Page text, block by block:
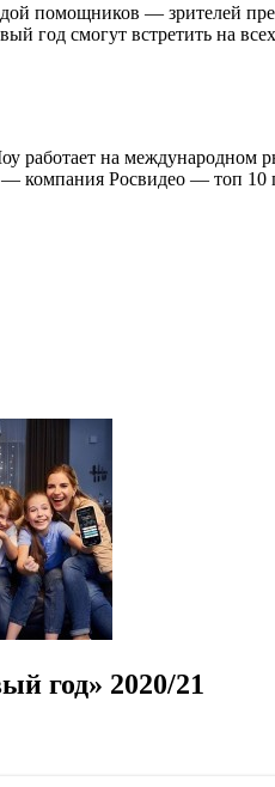
помощников — зрителей
смогут встретить на
работает на
компания Росвидео — топ 10
год» 2020/21